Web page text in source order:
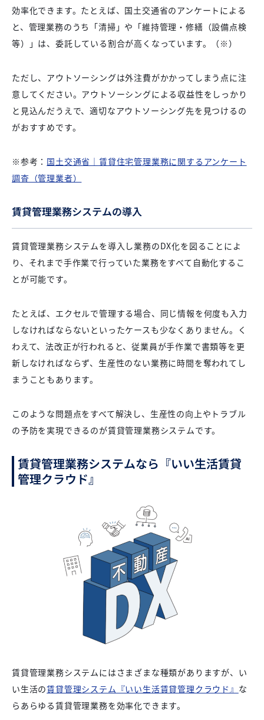
効率化できます。たとえば、国土交通省のアンケートによる
と、管理業務のうち「清掃」や「維持管理・修繕（設備点検
等）」は、委託している割合が高くなっています。（※）
ただし、アウトソーシングは外注費がかかってしまう点に注
意してください。アウトソーシングによる収益性をしっかり
と見込んだうえで、適切なアウトソーシング先を見つけるの
がおすすめです。
※参考： 国土交通省｜賃貸住宅管理業務に関するアンケート
調査（管理業者）
賃貸管理業務システムの導入
賃貸管理業務システムを導入し業務のDX化を図ることによ
り、それまで手作業で行っていた業務をすべて自動化するこ
とが可能です。
たとえば、エクセルで管理する場合、同じ情報を何度も入力
しなければならないといったケースも少なくありません。く
わえて、法改正が行われると、従業員が手作業で書類等を更
新しなければならず、生産性のない業務に時間を奪われてし
まうこともあります。
このような問題点をすべて解決し、生産性の向上やトラブル
の予防を実現できるのが賃貸管理業務システムです。
賃貸管理業務システムなら『いい生活賃貸
管理クラウド』
賃貸管理業務システムにはさまざまな種類がありますが、い
い生活の賃貸管理システム『いい生活賃貸管理クラウド』 な
らあらゆる賃貸管理業務を効率化できます。